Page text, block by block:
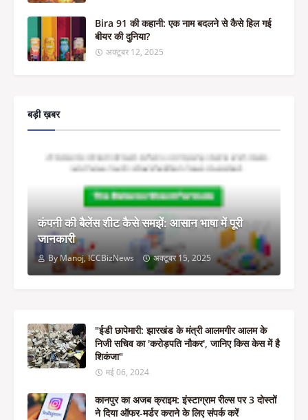
Bira 91 की कहानी: एक नाम बदलने से कैसे हिल गई
बीयर की दुनिया?
अक्टूबर 12, 2025
बड़ी ख़बर
कंपनी की बैलेंस शीट कैसे समझें: आसान भाषा में पूरी
जानकारी
By Manoj, ICCBizNews अक्टूबर 15, 2025
"ईडी छापेमारी: झारखंड के मंत्री आलमगीर आलम के
निजी सचिव का 'करोड़पति नौकर', जानिए किस केस में है
शिकंजा"
मई 06, 2024
कानपुर का अजब क्राइम: इंस्टाग्राम रील्स पर 3 दोस्तों
ने दिया ऑफर-मर्डर कराने के लिए संपर्क करें